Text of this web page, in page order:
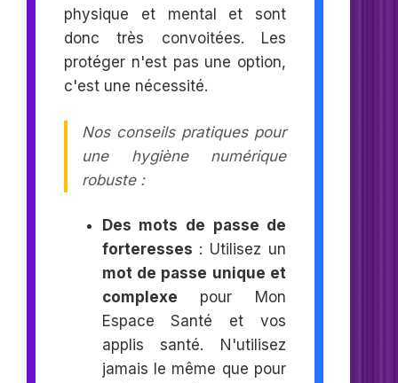
physique et mental et sont
donc très convoitées. Les
protéger n'est pas une option,
c'est une nécessité.
Nos conseils pratiques pour
une hygiène numérique
robuste :
Des mots de passe de
forteresses : Utilisez un
mot de passe unique et
complexe pour Mon
Espace Santé et vos
applis santé. N'utilisez
jamais le même que pour